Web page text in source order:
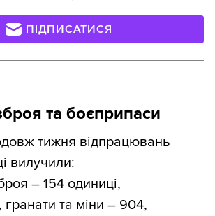
ПІДПИСАТИСЯ
та боєприпаси
тижня відпрацювань
вилучили:
– 154 одиниці,
гранати та міни – 904,